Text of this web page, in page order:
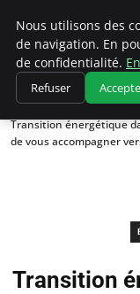
Accueil
Énergies
Transition énergétique
de vous accompagner
Transition
Nous utilisons des
de navigation. En
de confidentialité.
Refuser